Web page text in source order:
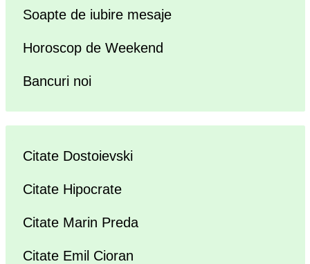
Soapte de iubire mesaje
Horoscop de Weekend
Bancuri noi
Citate Dostoievski
Citate Hipocrate
Citate Marin Preda
Citate Emil Cioran